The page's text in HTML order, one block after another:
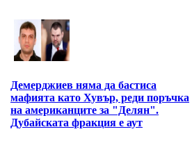
Демерджиев няма да бастиса
мафията като Хувър, реди поръчка
на американците за "Делян".
Дубайската фракция е аут